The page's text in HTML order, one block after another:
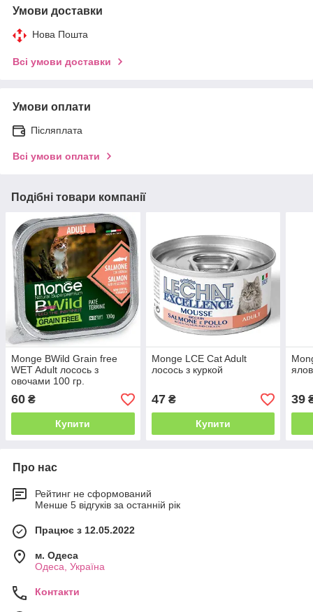
Умови доставки
Нова Пошта
Всі умови доставки
Умови оплати
Післяплата
Всі умови оплати
Подібні товари компанії
Monge BWild Grain free
WET Adult лосось з
овочами 100 гр.
60 ₴
Купити
Monge LCE Cat Adult
лосось з куркой
47₴
Купити
39
Про нас
Рейтинг не сформований
Менше 5 відгуків за останній рік
Працює з 12.05.2022
м. Одеса
Одеса, Україна
Контакти